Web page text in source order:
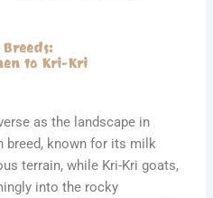
Breeds:
to Kri-Kri
as the landscape in
breed, known for its milk
terrain, while Kri-Kri goats,
into the rocky